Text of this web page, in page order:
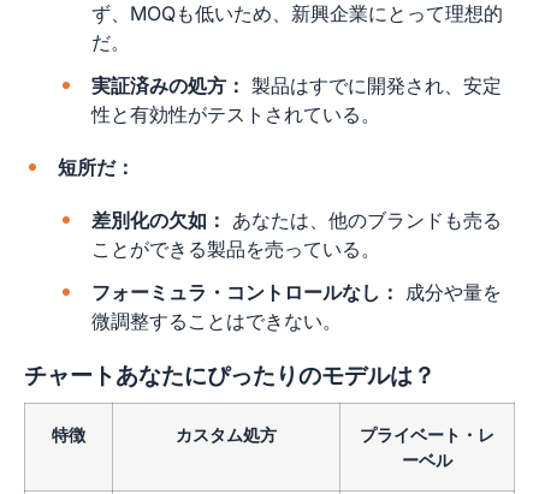
ず、MOQも低いため、新興企業にとって理想的
だ。
実証済みの処方： 製品はすでに開発され、安定
性と有効性がテストされている。
短所だ：
差別化の欠如： あなたは、他のブランドも売る
ことができる製品を売っている。
フォーミュラ・コントロールなし： 成分や量を
微調整することはできない。
チャートあなたにぴったりのモデルは？
特徴 カスタム処方
プライベート・レ
ーベル